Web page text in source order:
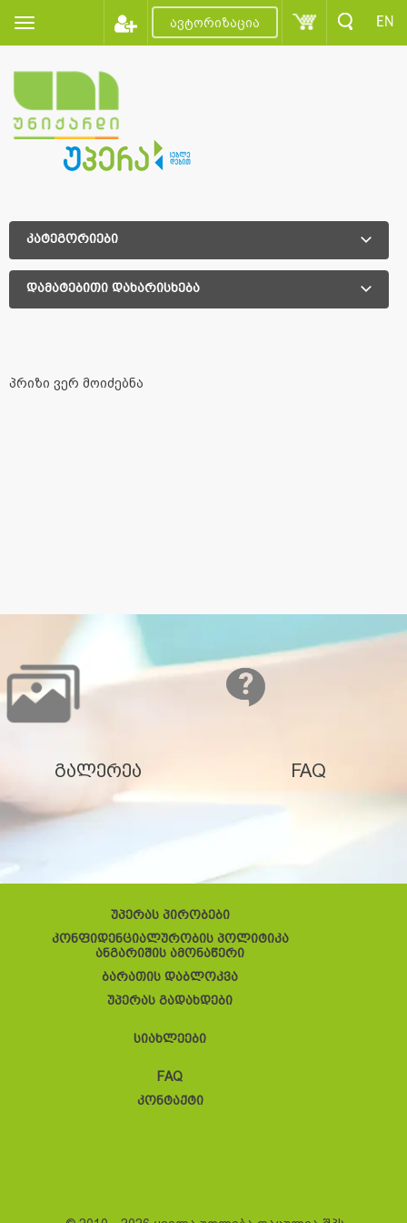
ავტორიზაცია EN
კატეგორიები
დამატებითი დახარისხება
პრიზი ვერ მოიძებნა
გალერეა FAQ
უპერას პირობები
კონფიდენციალურობის პოლიტიკა
ანგარიშის ამონაწერი
ბარათის დაბლოკვა
უპერას გადახდები
სიახლეები
FAQ
კონტაქტი